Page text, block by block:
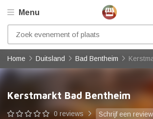
Menu
Home Duitsland Bad Bentheim
Kerstmarkt Bad Bentheim
0 reviews Schrijf een review